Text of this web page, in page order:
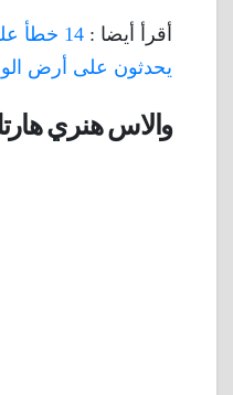
أقرأ أيضا :
14 خطأ
يحدثون على أرض
والاس هنري